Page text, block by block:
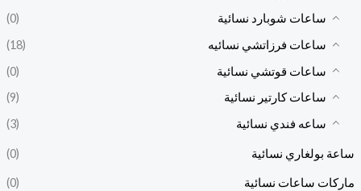
ساعات شوبارد نسائية
(0)
ساعات فرزاتشي نسائيه
(18)
ساعات قوتشي نسائية
(0)
ساعات كارتير نسائية
(9)
ساعه فندي نسائية
(3)
ساعة بولغاري نسائية (0)
ماركات ساعات نسائية (0)